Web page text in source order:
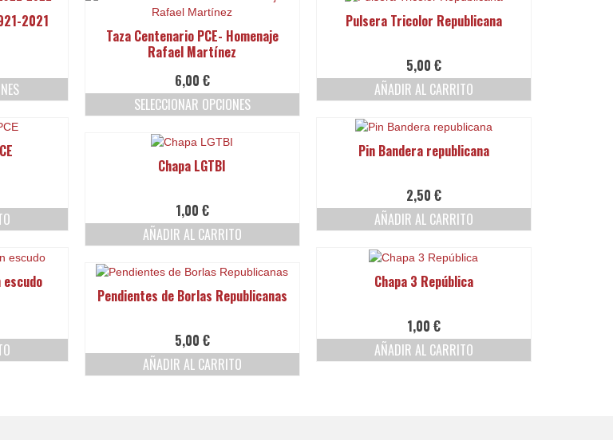
2021
Taza Centenario PCE- Homenaje
Rafael Martínez
6,00 €
SELECCIONAR OPCIONES
producto
múltiples
Las
opciones
se
elegir
la
producto
Pulsera Tricolor Republicana
5,00 €
AÑADIR AL CARRITO
Pin Bandera republicana
2,50 €
AÑADIR AL CARRITO
Chapa LGTBI
1,00 €
AÑADIR AL CARRITO
escudo Chapa 3 República
1,00 €
AÑADIR AL CARRITO
Pendientes de Borlas Republicanas
5,00 €
AÑADIR AL CARRITO